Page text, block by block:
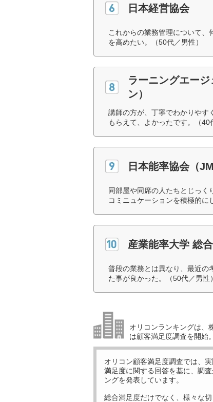
日本経営協会
これからの業務管理について
を高めたい。（50代／男性）
ラーニングエー
ン）
講師の方が、丁寧でわかりやす
もらえて、よかったです。（40
日本能率協会（
同部屋や同席の人たちとじっく
コミニュケーションを積極的に
産業能率大学 総
普段の業務とは異なり、最近の
た事が良かった。（50代／男性）
オリコンランキングは、
は顧客満足度調査を開始。
オリコン顧客満足度調査では、
満足度に関する回答を基に、調
ングを発表しています。
総合満足度だけでなく、様々な